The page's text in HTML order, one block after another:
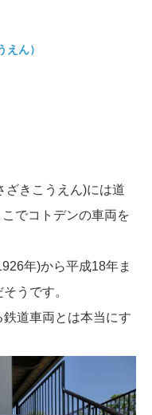
ん）
ざきこうえん)には道
でコトデンの車両を
年)から平成18年ま
うです。
道車両とは本当にす